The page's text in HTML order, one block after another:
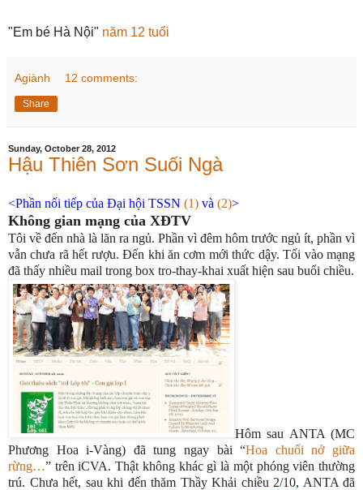
"Em bé Hà Nội" năm 12 tuổi
Agiành 12 comments:
Share
Sunday, October 28, 2012
Hậu Thiên Sơn Suối Ngà
<Phần nối tiếp của Đại hội TSSN (1) và (2)>
Không gian mạng của XĐTV
Tôi về đến nhà là lăn ra ngủ. Phần vì đêm hôm trước ngủ ít, phần vì
vẫn chưa rã hết rượu. Đến khi ăn cơm mới thức dậy. Tối vào mạng
đã thấy nhiều mail trong box tro-thay-khai xuất hiện sau buổi chiều.
Hôm sau ANTA (MC
Phương Hoa i-Vàng) đã tung ngay bài “Hoa chuối nở giữa
rừng…” trên iCVA. Thật không khác gì là một phóng viên thường
trú. Chưa hết, sau khi đến thăm Thầy Khải chiều 2/10, ANTA đã